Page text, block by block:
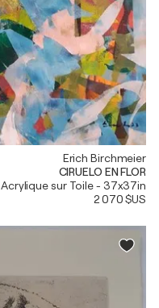
Erich Birchmeier
CIRUELO EN FLOR
Acrylique sur Toile - 37x37in
2 070 $US